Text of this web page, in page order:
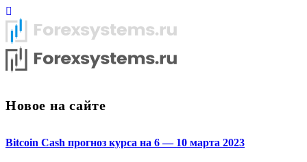
Новое на сайте
Bitcoin Cash прогноз курса на 6 — 10 марта 2023